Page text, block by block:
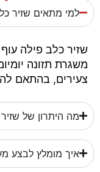
למי מתאים שזיר כלב
משגרת תזונה
צעירים, בהתאם
מה היתרון של שזיר כלב
איך מומלץ לבצע מעבר